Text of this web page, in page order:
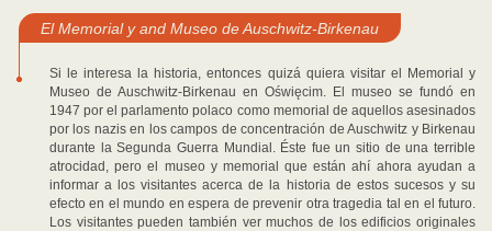
El Memorial y and Museo de Auschwitz-Birkenau
Si le interesa la historia, entonces quizá quiera visitar el Memorial y
Museo de Auschwitz-Birkenau en Oświęcim. El museo se fundó en
1947 por el parlamento polaco como memorial de aquellos asesinados
por los nazis en los campos de concentración de Auschwitz y Birkenau
durante la Segunda Guerra Mundial. Éste fue un sitio de una terrible
atrocidad, pero el museo y memorial que están ahí ahora ayudan a
informar a los visitantes acerca de la historia de estos sucesos y su
efecto en el mundo en espera de prevenir otra tragedia tal en el futuro.
Los visitantes pueden también ver muchos de los edificios originales